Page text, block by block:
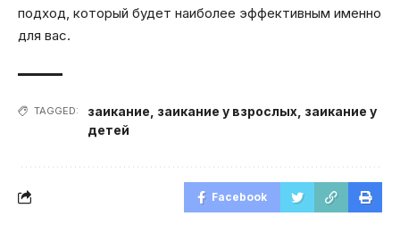
подход, который будет наиболее эффективным именно
для вас.
TAGGED: заикание заикание у взрослых заикание у
детей
Facebook